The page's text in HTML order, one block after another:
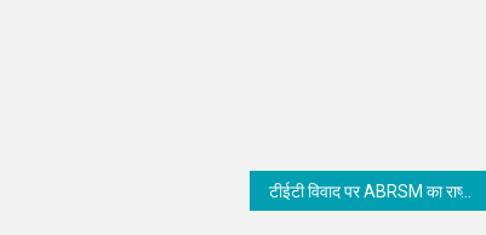
टीईटी विवाद पर ABRSM का राष्ट्रव्यापी हल्ला बोल